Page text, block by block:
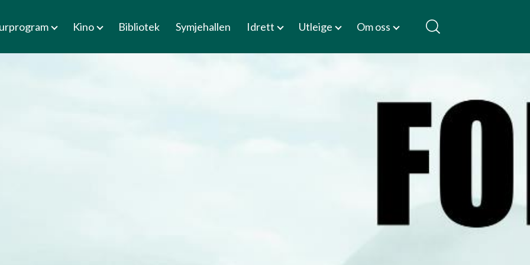
Kino Bibliotek Symjehallen Idrett Utleige Om oss